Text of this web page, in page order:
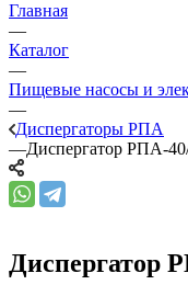
Главная
—
Каталог
—
Пищевые насосы и
—
Диспергаторы РПА
—Диспергатор РПА-
Диспергатор